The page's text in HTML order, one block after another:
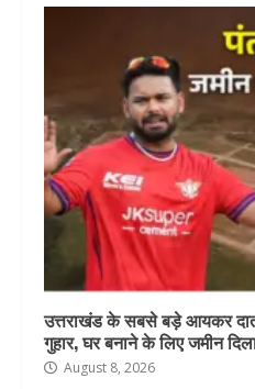
उत्तराखंड के सबसे बड़े आयकर
गुहार, घर बनाने के लिए जमीन
August 8, 2026